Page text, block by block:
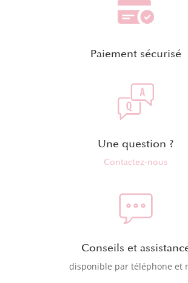
Paiement sécurisé
Une question ?
Contactez-nous
Conseils et
disponible par téléphone et